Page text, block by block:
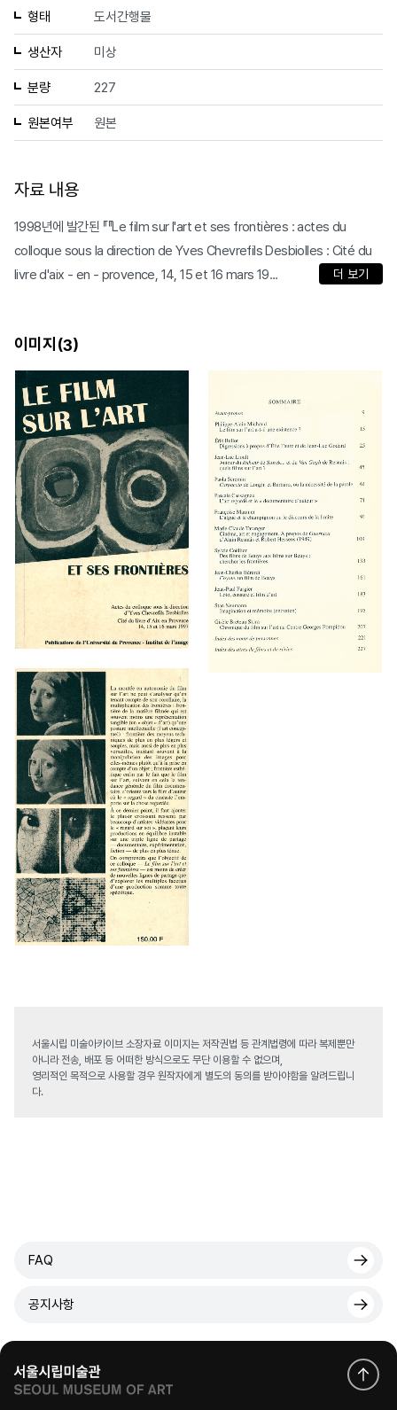
형태 도서간행물
생산자 미상
분량 227
원본여부 원본
자료 내용
1998년에 발간된 『『Le film sur l'art et ses frontières : actes du
colloque sous la direction de Yves Chevrefils Desbiolles : Cité du
livre d'aix - en - provence, 14, 15 et 16 mars 19...
더 보기
이미지(3)
서울시립 미술아카이브 소장자료 이미지는 저작권법 등 관계법령에 따라 복제뿐만
아니라 전송, 배포 등 어떠한 방식으로도 무단 이용할 수 없으며,
영리적인 목적으로 사용할 경우 원작자에게 별도의 동의를 받아야함을 알려드립니
다.
FAQ
공지사항